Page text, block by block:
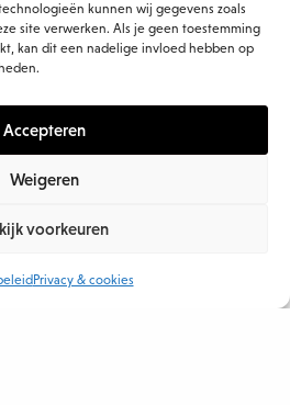
kunnen wij gegevens zoals
site verwerken. Als je geen toestemming
kan dit een nadelige invloed hebben op
Accepteren
Weigeren
voorkeuren
Privacy & cookies